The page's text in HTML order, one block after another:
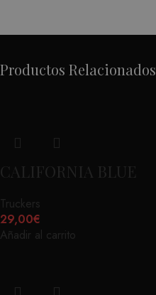
Productos Relacionados
CALIFORNIA BLUE
Truckers
29,00€
Añadir al carrito